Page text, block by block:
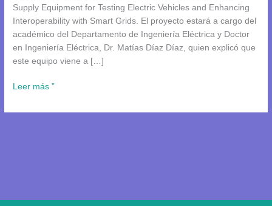
Supply Equipment for Testing Electric Vehicles and Enhancing
Interoperability with Smart Grids. El proyecto estará a cargo del
académico del Departamento de Ingeniería Eléctrica y Doctor
en Ingeniería Eléctrica, Dr. Matías Díaz Díaz, quien explicó que
este equipo viene a […]
Leer más ”